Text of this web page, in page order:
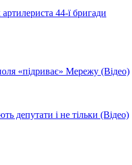
44-ї бригади
«підриває» Мережу (Відео)
депутати і не тільки (Відео)